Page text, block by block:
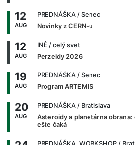
12
AUG
PREDNÁŠKA / Senec
Novinky z CERN-u
12
AUG
INÉ / celý svet
Perzeidy 2026
19
AUG
PREDNÁŠKA / Senec
Program ARTEMIS
20
AUG
PREDNÁŠKA / Bratislava
Asteroidy a planetárna obrana:
ešte čaká
PREDNÁŠKA, WORKSHOP /